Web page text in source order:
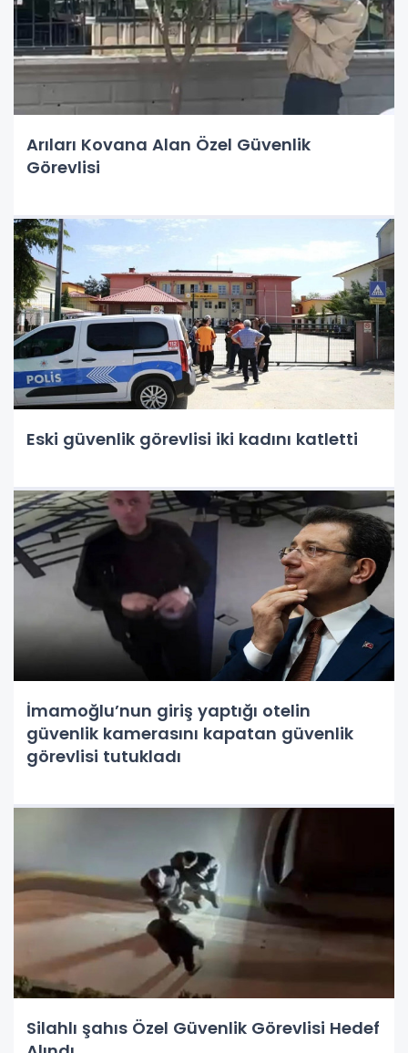
Arıları Kovana Alan Özel Güvenlik
Görevlisi
Eski güvenlik görevlisi iki kadını katletti
İmamoğlu’nun giriş yaptığı otelin
güvenlik kamerasını kapatan güvenlik
görevlisi tutukladı
Silahlı şahıs Özel Güvenlik Görevlisi Hedef